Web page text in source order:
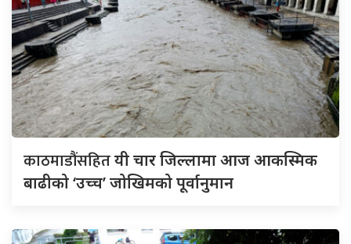
काठमाडौंसहितयी चार जिल्लामा आज आकस्मिक
बाढीको ‘उच्च’ जोखिमको पूर्वानुमान